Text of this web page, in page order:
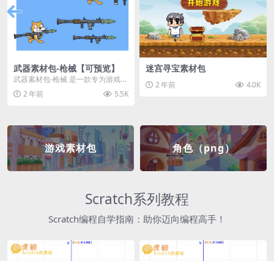
武器素材包-枪械【可预览】
武器素材包-枪械 是一款专为游戏开
发者和创作者设计的素材包，包含
多种高质量的枪械...
2 年前 5.5K
迷宫寻宝素材包
2 年前 4.0K
游戏素材包 角色（png）
Scratch系列教程
Scratch编程自学指南：助你迈向编程高手！